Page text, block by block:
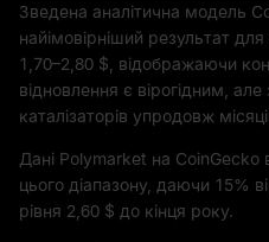
Зведена аналітична модель
найімовірніший результат
1,70–2,80 $, відображаючи
відновлення є вірогідним, але
каталізаторів упродовж
Дані Polymarket на CoinGecko
цього діапазону, даючи 15%
рівня 2,60 $ до кінця року.